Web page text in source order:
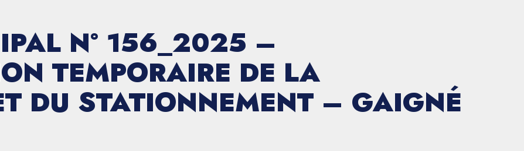
N° 156_2025 –
TEMPORAIRE DE LA
DU STATIONNEMENT – GAIGNÉ